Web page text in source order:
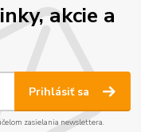
akcie a
Prihlásiť sa
zasielania newslettera.